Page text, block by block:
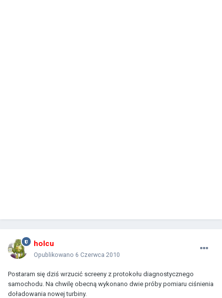
holcu
Opublikowano 6 Czerwca 2010
Postaram się dziś wrzucić screeny z protokołu diagnostycznego
samochodu. Na chwilę obecną wykonano dwie próby pomiaru ciśnienia
doładowania nowej turbiny.